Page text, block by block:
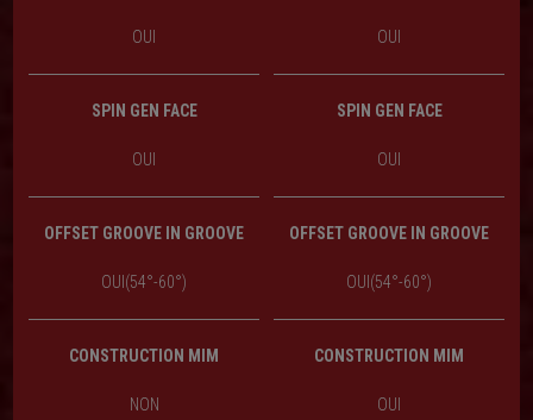
OUI OUI
SPIN GEN FACE SPIN GEN FACE
OUI OUI
OFFSET GROOVE IN GROOVE OFFSET GROOVE IN GROOVE
OUI(54°-60°) OUI(54°-60°)
CONSTRUCTION MIM CONSTRUCTION MIM
NON OUI